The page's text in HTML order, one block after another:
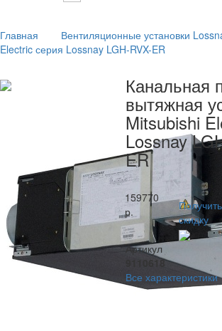
Главная Вентиляционные установки
Electric серия Lossnay LGH-RVX-ER
Канальная
вытяжная
Mitsubishi
Lossnay
ER
159770
р.
Получить
скидку
Артикул
9110618
Все характеристики